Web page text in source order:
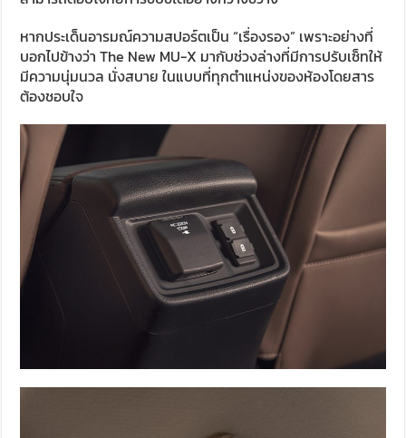
หากประเด็นอารมณ์ความสปอร์ตเป็น “เรื่องรอง” เพราะอย่างที่
บอกไปข้างว่า The New MU-X มากับช่วงล่างที่มีการปรับเซ็ทให้
มีความนุ่มนวล นั่งสบาย ในแบบที่ทุกตำแหน่งของห้องโดยสาร
ต้องชอบใจ